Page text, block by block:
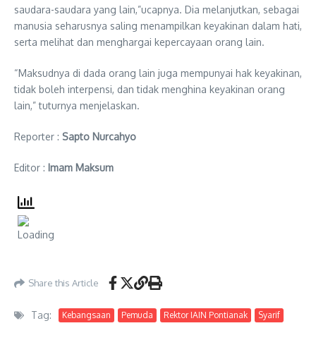
saudara-saudara yang lain,”ucapnya. Dia melanjutkan, sebagai
manusia seharusnya saling menampilkan keyakinan dalam hati,
serta melihat dan menghargai kepercayaan orang lain.
“Maksudnya di dada orang lain juga mempunyai hak keyakinan,
tidak boleh interpensi, dan tidak menghina keyakinan orang
lain,” tuturnya menjelaskan.
Reporter : Sapto Nurcahyo
Editor : Imam Maksum
Share this Article
Tag: Kebangsaan Pemuda Rektor IAIN Pontianak Syarif